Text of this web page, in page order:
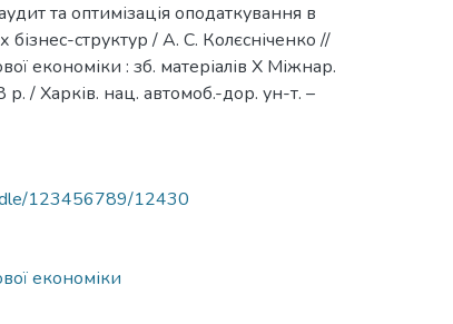
та оптимізація оподаткування в
структур / А. С. Колєсніченко //
економіки : зб. матеріалів Х Міжнар.
/ Харків. нац. автомоб.-дор. ун-т. –
123456789/12430
економіки